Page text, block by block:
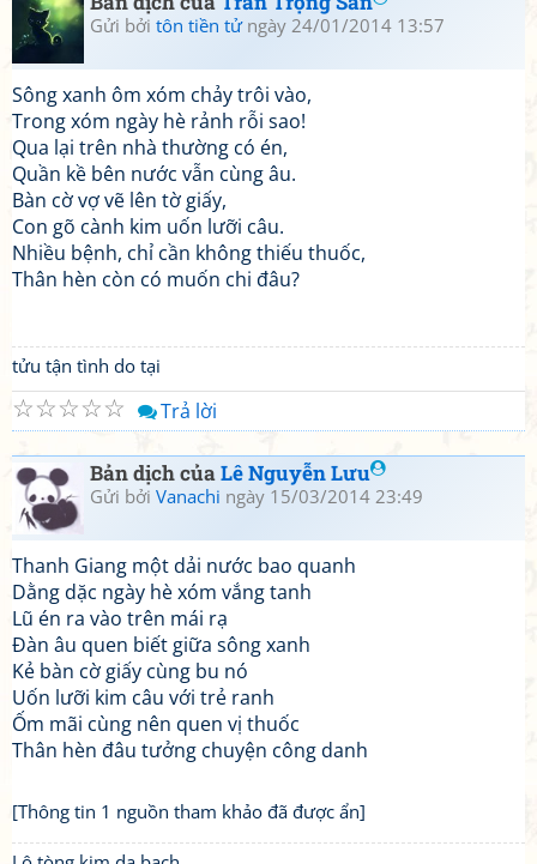
Gửi bởi tôn tiền tửngày 24/01/2014 13:57
Sông xanh ôm xóm chảy trôi vào,
Trong xóm ngày hè rảnh rỗi sao!
Qua lại trên nhà thường có én,
Quần kề bên nước vẫn cùng âu.
Bàn cờ vợ vẽ lên tờ giấy,
Con gõ cành kim uốn lưỡi câu.
Nhiều bệnh, chỉ cần không thiếu thuốc,
Thân hèn còn có muốn chi đâu?
tửu tận tình do tại
☆
☆
☆
☆
☆ Trả lời
Bản dịch củaLê Nguyễn Lưu
Gửi bởi Vanachi ngày 15/03/2014 23:49
Thanh Giang một dải nước bao quanh
Dằng dặc ngày hè xóm vắng tanh
Lũ én ra vào trên mái rạ
Đàn âu quen biết giữa sông xanh
Kẻ bàn cờ giấy cùng bu nó
Uốn lưỡi kim câu với trẻ ranh
Ốm mãi cùng nên quen vị thuốc
Thân hèn đâu tưởng chuyện công danh
[Thông tin 1 nguồn tham khảo đã được ẩn]